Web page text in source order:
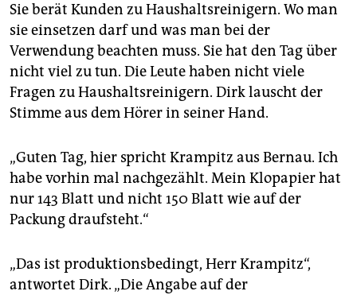
Sie berät Kunden zu Haushaltsreinigern. Wo man
sie einsetzen darf und was man bei der
Verwendung beachten muss. Sie hat den Tag über
nicht viel zu tun. Die Leute haben nicht viele
Fragen zu Haushaltsreinigern. Dirk lauscht der
Stimme aus dem Hörer in seiner Hand.
„Guten Tag, hier spricht Krampitz aus Bernau. Ich
habe vorhin mal nachgezählt. Mein Klopapier hat
nur 143 Blatt und nicht 150 Blatt wie auf der
Packung draufsteht.“
„Das ist produktionsbedingt, Herr Krampitz“,
antwortet Dirk. „Die Angabe auf der